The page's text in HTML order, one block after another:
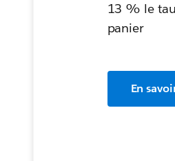
13 % le
panier
En